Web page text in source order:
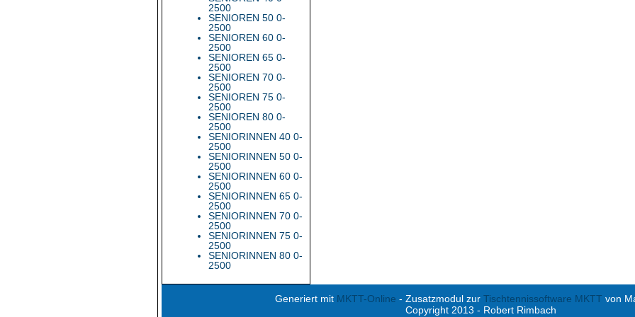
2500
SENIOREN 50 0-
2500
SENIOREN 60 0-
2500
SENIOREN 65 0-
2500
SENIOREN 70 0-
2500
SENIOREN 75 0-
2500
SENIOREN 80 0-
2500
SENIORINNEN 40 0-
2500
SENIORINNEN 50 0-
2500
SENIORINNEN 60 0-
2500
SENIORINNEN 65 0-
2500
SENIORINNEN 70 0-
2500
SENIORINNEN 75 0-
2500
SENIORINNEN 80 0-
2500
Generiert mit MKTT-Online - Zusatzmodul zur Tischtennissoftware MKTT von
Copyright 2013 - Robert Rimbach